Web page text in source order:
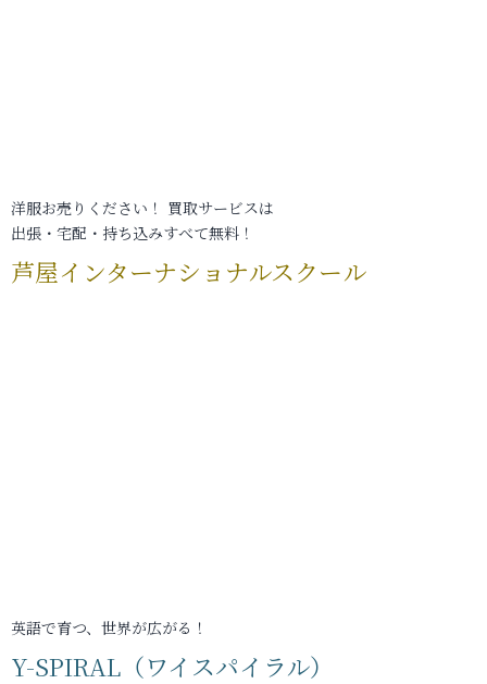
洋服お売りください！ 買取サービスは
出張・宅配・持ち込みすべて無料！
芦屋インターナショナルスクール
英語で育つ、世界が広がる！
Y-SPIRAL（ワイスパイラル）